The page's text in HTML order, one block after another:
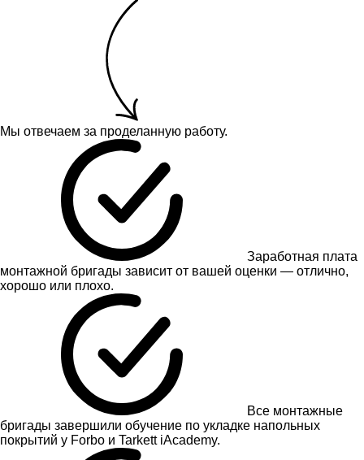
Мы отвечаем за проделанную работу.
Заработная плата
монтажной бригады зависит от вашей оценки — отлично,
хорошо или плохо.
Все монтажные
бригады завершили обучение по укладке напольных
покрытий у Forbo и Tarkett iAcademy.